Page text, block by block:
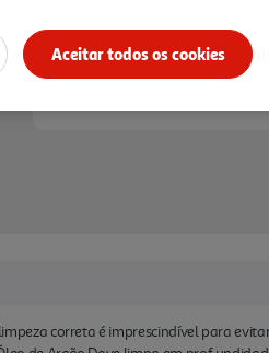
correta é imprescindível para
Aceitar todos os cookies